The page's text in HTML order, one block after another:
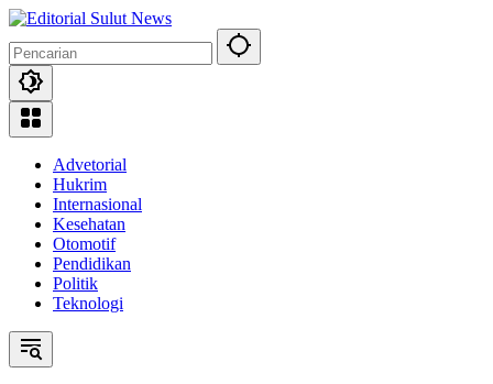
Langsung
konten
Advetorial
Hukrim
Internasional
Kesehatan
Otomotif
Pendidikan
Politik
Teknologi